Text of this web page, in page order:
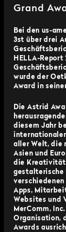
Grand
Bei den us-
3st über drei
HELLA-
wurde der
Award in
Die Astrid
diesem Jahr
aller Welt, die
Asien und
die Kreativität
gestalterische
Apps,
Websites und
MerComm,
Organisation,
Awards